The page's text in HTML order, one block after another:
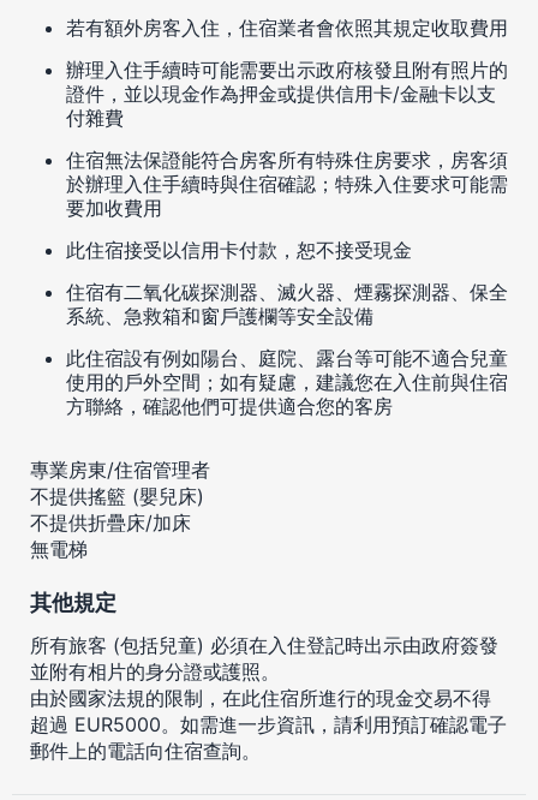
若有額外房客入住，住宿業者會依照其規定收取費用
辦理入住手續時可能需要出示政府核發且附有照片的
證件，並以現金作為押金或提供信用卡/金融卡以支
付雜費
住宿無法保證能符合房客所有特殊住房要求，房客須
於辦理入住手續時與住宿確認；特殊入住要求可能需
要加收費用
此住宿接受以信用卡付款，恕不接受現金
住宿有二氧化碳探測器、滅火器、煙霧探測器、保全
系統、急救箱和窗戶護欄等安全設備
此住宿設有例如陽台、庭院、露台等可能不適合兒童
使用的戶外空間；如有疑慮，建議您在入住前與住宿
方聯絡，確認他們可提供適合您的客房
專業房東/住宿管理者
不提供搖籃 (嬰兒床)
不提供折疊床/加床
無電梯
其他規定
所有旅客 (包括兒童) 必須在入住登記時出示由政府簽發
並附有相片的身分證或護照。
由於國家法規的限制，在此住宿所進行的現金交易不得
超過 EUR5000。如需進一步資訊，請利用預訂確認電子
郵件上的電話向住宿查詢。